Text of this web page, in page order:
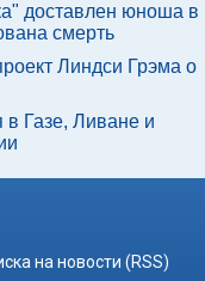
доставлен юноша в
смерть
Линдси Грэма о
в Газе, Ливане и
на новости (RSS)